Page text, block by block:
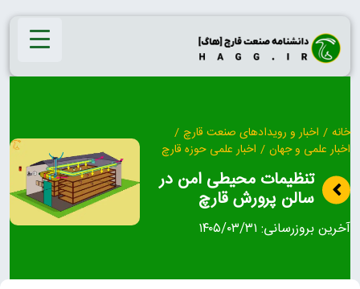
Skip
content
خانه / اخبار و رویدادهای صنعت قارچ /
اخبار علمی و جهان / اخبار علمی حوزه قارچ
تنظیمات محیطی امن در
سالن پرورش قارچ
آخرین بروزرسانی: ۱۴۰۵/۰۳/۳۱